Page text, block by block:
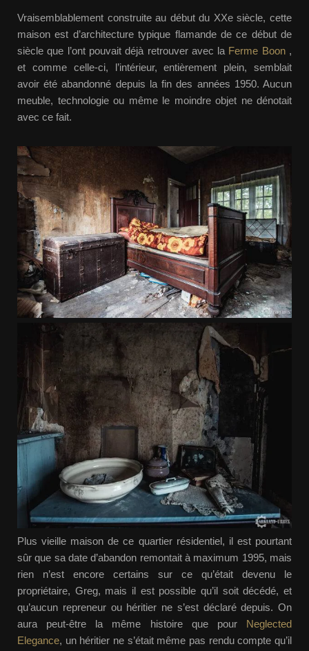
Vraisemblablement construite au début du XXe siècle, cette
maison est d’architecture typique flamande de ce début de
siècle que l’ont pouvait déjà retrouver avec la Ferme Boon ,
et comme celle-ci, l’intérieur, entièrement plein, semblait
avoir été abandonné depuis la fin des années 1950. Aucun
meuble, technologie ou même le moindre objet ne dénotait
avec ce fait.
Plus vieille maison de ce quartier résidentiel, il est pourtant
sûr que sa date d’abandon remontait à maximum 1995, mais
rien n’est encore certains sur ce qu’était devenu le
propriétaire, Greg, mais il est possible qu’il soit décédé, et
qu’aucun repreneur ou héritier ne s’est déclaré depuis. On
aura peut-être la même histoire que pour Neglected
Elegance, un héritier ne s’était même pas rendu compte qu’il